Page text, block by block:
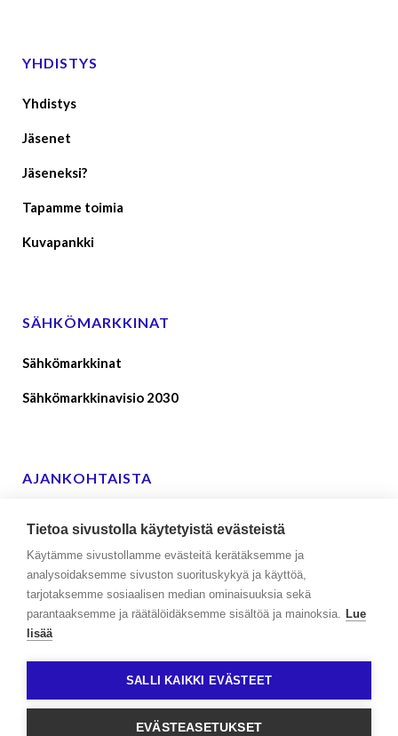
YHDISTYS
Yhdistys
Jäsenet
Jäseneksi?
Tapamme toimia
Kuvapankki
SÄHKÖMARKKINAT
Sähkömarkkinat
Sähkömarkkinavisio 2030
AJANKOHTAISTA
Suomen sähkönkäyttäjien lausunto ehdoista ja
09.01.2026
Suomen sähkönkäyttäjien lausunto
sähkönjakelupalvelutuotteiden maksukomponenttien
Tietoa sivustolla käytetyistä evästeistä
Käytämme sivustollamme evästeitä kerätäksemme ja
analysoidaksemme sivuston suorituskykyä ja käyttöä,
tarjotaksemme sosiaalisen median ominaisuuksia sekä
parantaaksemme ja räätälöidäksemme sisältöä ja mainoksia. Lue
lisää
SALLI KAIKKI EVÄSTEET
EVÄSTEASETUKSET